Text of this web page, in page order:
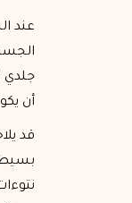
عند
جلدي
أن
قد
بسيط